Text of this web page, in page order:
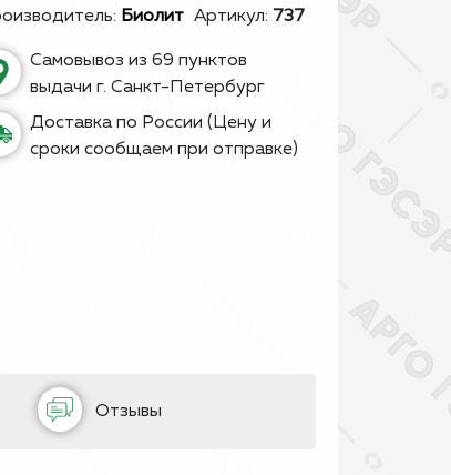
Биолит Артикул: 737
Самовывоз из 69 пунктов
выдачи г. Санкт-Петербург
Доставка по России (Цену и
сроки сообщаем при отправке)
Отзывы